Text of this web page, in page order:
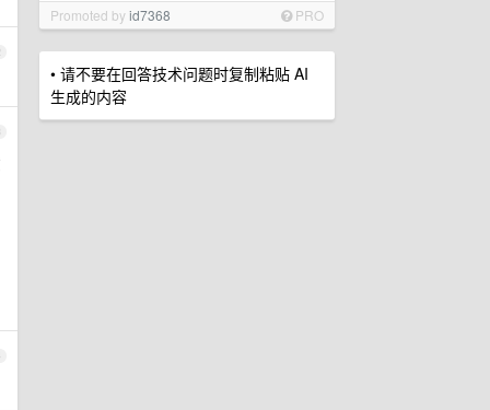
Promoted byid7368 PRO
• 请不要在回答技术问题时复制粘贴 AI
生成的内容